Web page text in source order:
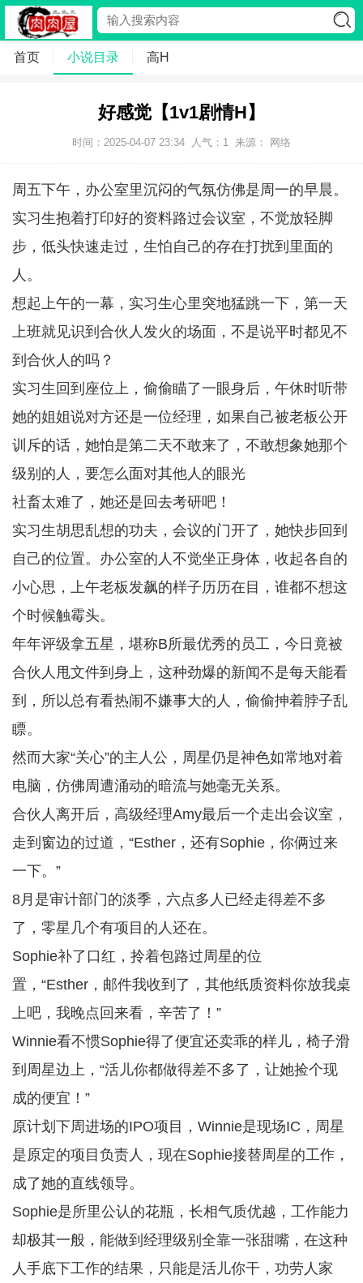
首页 小说目录 高H
好感觉【1v1剧情H】
时间：2025-04-07 23:34 人气： 1 来源： 网络
周五下午，办公室里沉闷的气氛仿佛是周一的早晨。
实习生抱着打印好的资料路过会议室，不觉放轻脚
步，低头快速走过，生怕自己的存在打扰到里面的
人。
想起上午的一幕，实习生心里突地猛跳一下，第一天
上班就见识到合伙人发火的场面，不是说平时都见不
到合伙人的吗？
实习生回到座位上，偷偷瞄了一眼身后，午休时听带
她的姐姐说对方还是一位经理，如果自己被老板公开
训斥的话，她怕是第二天不敢来了，不敢想象她那个
级别的人，要怎么面对其他人的眼光
社畜太难了，她还是回去考研吧！
实习生胡思乱想的功夫，会议的门开了，她快步回到
自己的位置。办公室的人不觉坐正身体，收起各自的
小心思，上午老板发飙的样子历历在目，谁都不想这
个时候触霉头。
年年评级拿五星，堪称B所最优秀的员工，今日竟被
合伙人甩文件到身上，这种劲爆的新闻不是每天能看
到，所以总有看热闹不嫌事大的人，偷偷抻着脖子乱
瞟。
然而大家“关心”的主人公，周星仍是神色如常地对着
电脑，仿佛周遭涌动的暗流与她毫无关系。
合伙人离开后，高级经理Amy最后一个走出会议室，
走到窗边的过道，“Esther，还有Sophie，你俩过来
一下。”
8月是审计部门的淡季，六点多人已经走得差不多
了，零星几个有项目的人还在。
Sophie补了口红，拎着包路过周星的位
置，“Esther，邮件我收到了，其他纸质资料你放我桌
上吧，我晚点回来看，辛苦了！”
Winnie看不惯Sophie得了便宜还卖乖的样儿，椅子滑
到周星边上，“活儿你都做得差不多了，让她捡个现
成的便宜！”
原计划下周进场的IPO项目，Winnie是现场IC，周星
是原定的项目负责人，现在Sophie接替周星的工作，
成了她的直线领导。
Sophie是所里公认的花瓶，长相气质优越，工作能力
却极其一般，能做到经理级别全靠一张甜嘴，在这种
人手底下工作的结果，只能是活儿你干，功劳人家